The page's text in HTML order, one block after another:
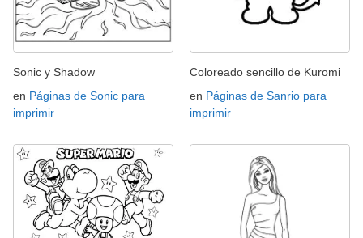
Sonic y Shadow
en Páginas de Sonic para
imprimir
Coloreado sencillo de Kuromi
en Páginas de Sanrio para
imprimir